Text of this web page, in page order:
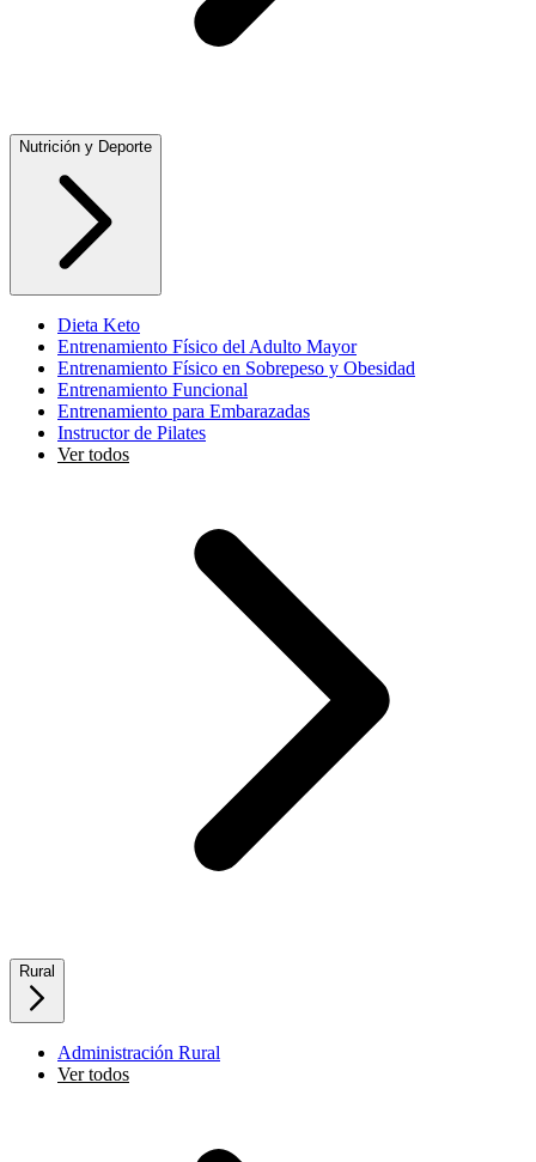
Nutrición y Deporte
Dieta Keto
Entrenamiento Físico del Adulto Mayor
Entrenamiento Físico en Sobrepeso y Obesidad
Entrenamiento Funcional
Entrenamiento para Embarazadas
Instructor de Pilates
Ver todos
Rural
Administración Rural
Ver todos